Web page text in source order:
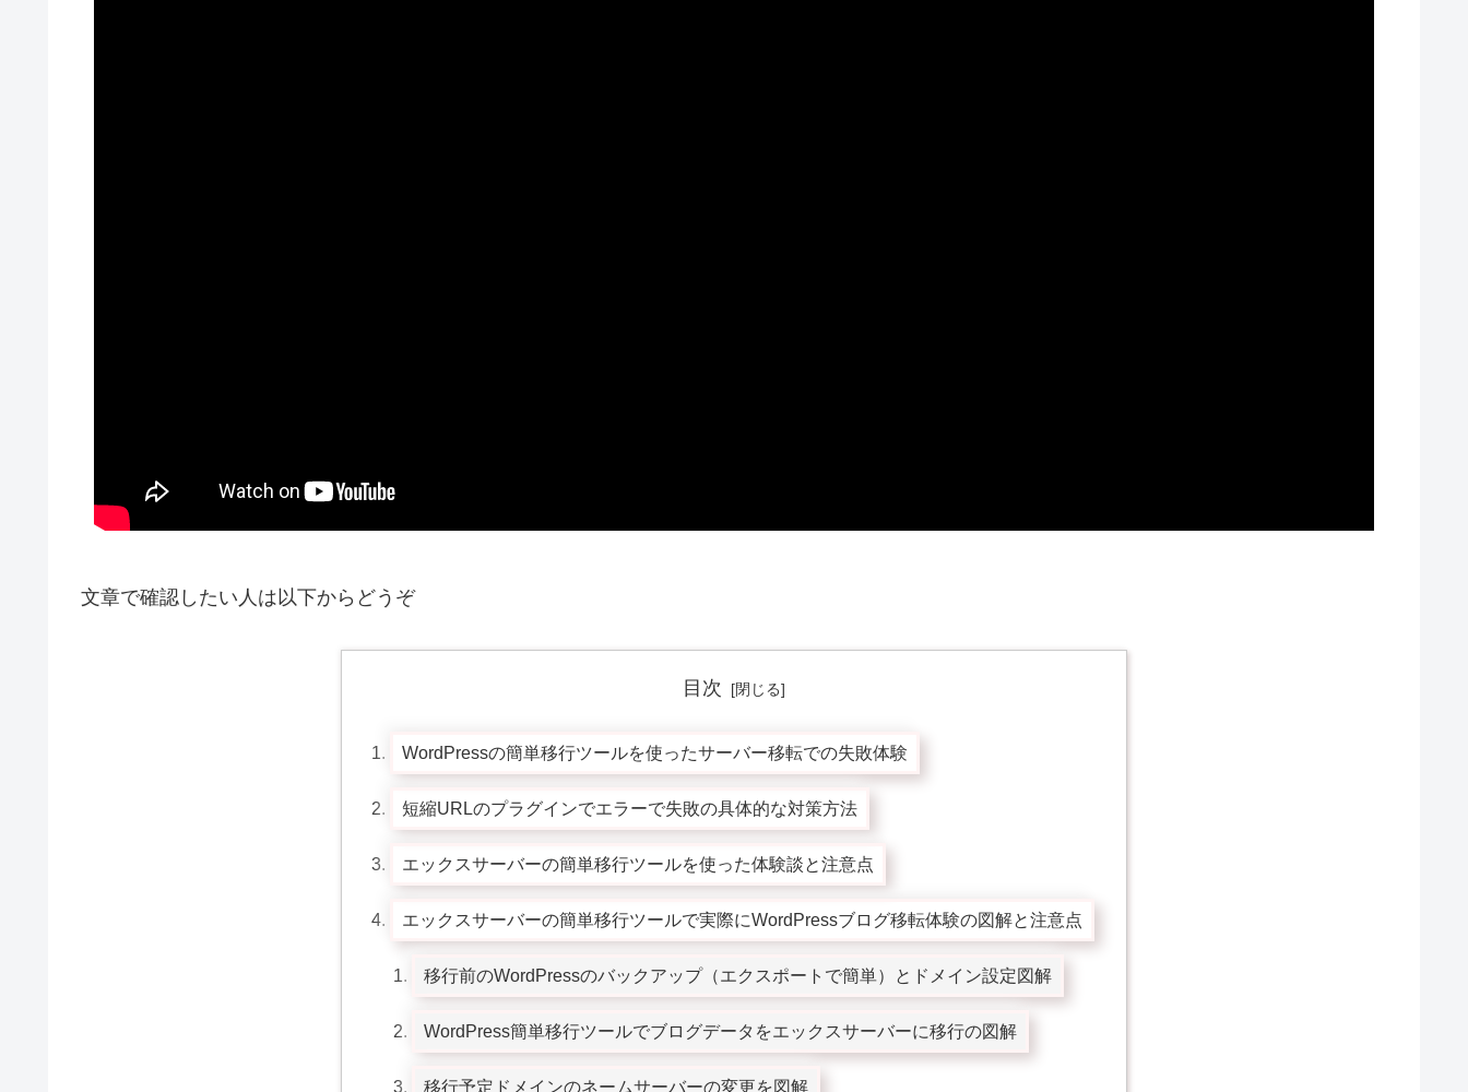
文章で確認したい人は以下からどうぞ
目次
WordPressの簡単移行ツールを使ったサーバー移転での失敗体験
短縮URLのプラグインでエラーで失敗の具体的な対策方法
エックスサーバーの簡単移行ツールを使った体験談と注意点
エックスサーバーの簡単移行ツールで実際にWordPressブログ移転体験の図解と注意点
移行前のWordPressのバックアップ（エクスポートで簡単）とドメイン設定図解
WordPress簡単移行ツールでブログデータをエックスサーバーに移行の図解
移行予定ドメインのネームサーバーの変更を図解